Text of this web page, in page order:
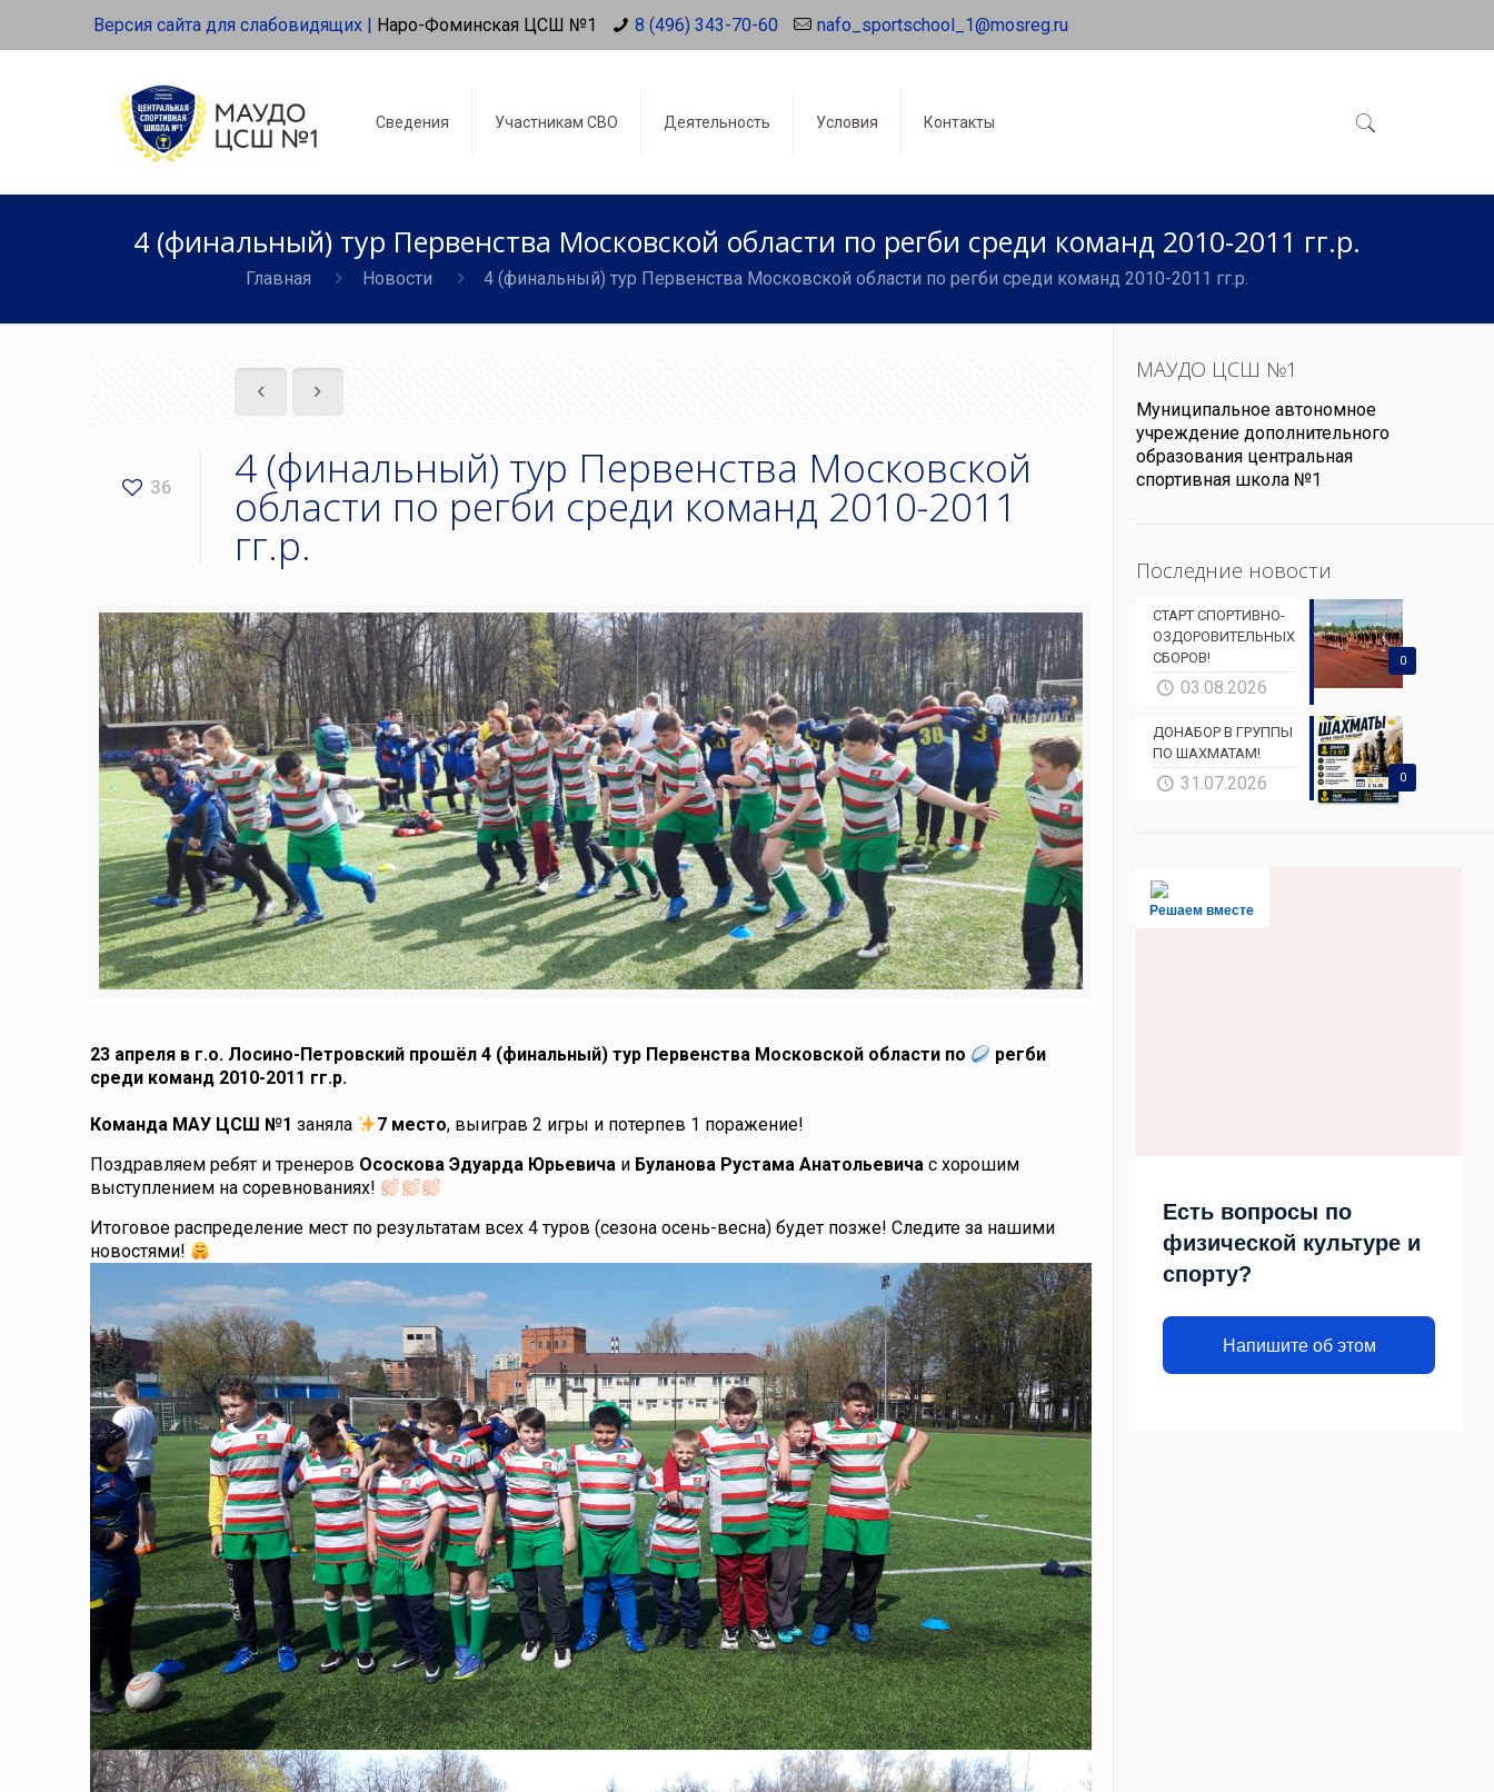
Версия сайта для слабовидящих | Наро-Фоминская ЦСШ №1 8 (496) 343-70-60 nafo_sportschool_1@mosreg.ru
Сведения Участникам СВО Деятельность Условия Контакты
4 (финальный) тур Первенства Московской области по регби среди команд 2010-2011 гг.р.
Главная Новости 4 (финальный) тур Первенства Московской области по регби среди команд 2010-2011 гг.р.
36 4 (финальный) тур Первенства Московской
области по регби среди команд 2010-2011
гг.р.
23 апреля в г.о. Лосино-Петровский прошёл 4 (финальный) тур Первенства Московской области по
регби
среди команд 2010-2011 гг.р.
Команда МАУ ЦСШ №1 заняла 7 место, выиграв 2 игры и потерпев 1 поражение!
Поздравляем ребят и тренеров Ососкова Эдуарда Юрьевича и Буланова Рустама Анатольевича с хорошим
выступлением на соревнованиях!
Итоговое распределение мест по результатам всех 4 туров (сезона осень-весна) будет позже! Следите за нашими
новостями!
МАУДО ЦСШ №1
Муниципальное автономное
учреждение дополнительного
образования центральная
спортивная школа №1
Последние новости
0
СТАРТ СПОРТИВНО-
ОЗДОРОВИТЕЛЬНЫХ
СБОРОВ!
03.08.2026
0
ДОНАБОР В ГРУППЫ
ПО ШАХМАТАМ!
31.07.2026
Решаем вместе
Есть вопросы по
физической культуре и
спорту?
Напишите об этом